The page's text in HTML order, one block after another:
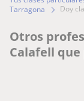
Tarragona
doy
Otros
Calafell